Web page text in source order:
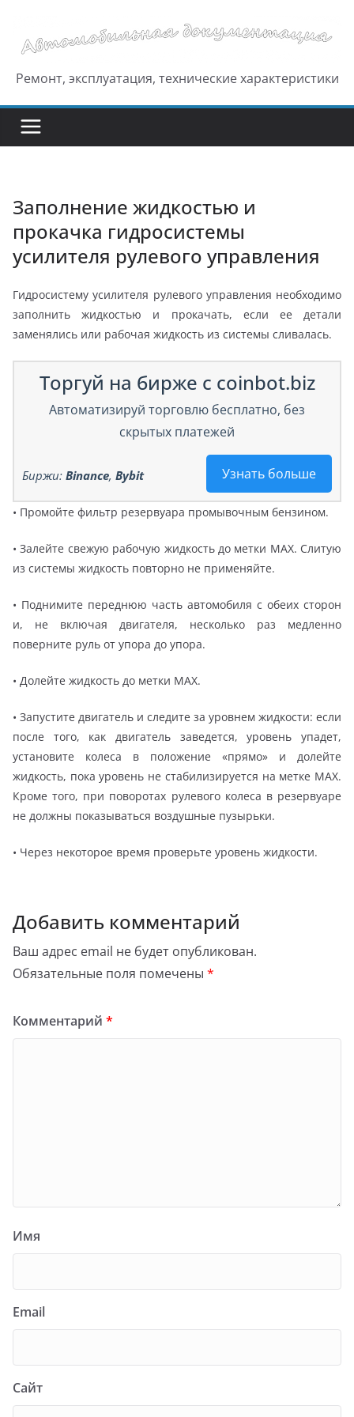
содержимому
Ремонт, эксплуатация, технические характеристики
Заполнение жидкостью и
прокачка гидросистемы
усилителя рулевого управления
Гидросистему усилителя рулевого управления необходимо
заполнить жидкостью и прокачать, если ее детали
заменялись или рабочая жидкость из системы сливалась.
Торгуй на бирже с coinbot.biz
Автоматизируй торговлю бесплатно, без
скрытых платежей
Узнать больше
Биржи: Binance, Bybit
• Промойте фильтр резервуара промывочным бензином.
• Залейте свежую рабочую жидкость до метки МАХ. Слитую
из системы жидкость повторно не применяйте.
• Поднимите переднюю часть автомобиля с обеих сторон
и, не включая двигателя, несколько раз медленно
поверните руль от упора до упора.
• Долейте жидкость до метки МАХ.
• Запустите двигатель и следите за уровнем жидкости: если
после того, как двигатель заведется, уровень упадет,
установите колеса в положение «прямо» и долейте
жидкость, пока уровень не стабилизируется на метке МАХ.
Кроме того, при поворотах рулевого колеса в резервуаре
не должны показываться воздушные пузырьки.
• Через некоторое время проверьте уровень жидкости.
Добавить комментарий
Ваш адрес email не будет опубликован.
Обязательные поля помечены *
Комментарий *
Имя
Email
Сайт